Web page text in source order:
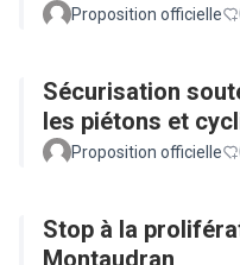
Proposition officielle
Sécurisation
les piétons et
Proposition officielle
Stop à la
Montaudran